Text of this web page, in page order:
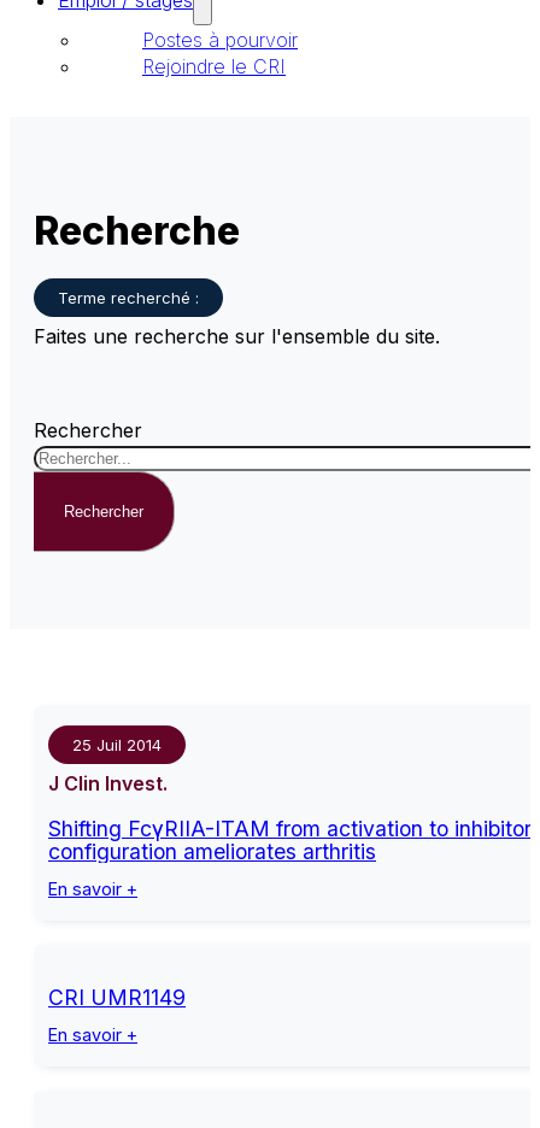
Postes à pourvoir
Rejoindre le CRI
Recherche
Terme recherché :
Faites une recherche sur l'ensemble du site.
Rechercher
Rechercher
25 Juil 2014
J Clin Invest.
Shifting FcγRIIA-ITAM from activation to
configuration ameliorates arthritis
En savoir +
CRI UMR1149
En savoir +